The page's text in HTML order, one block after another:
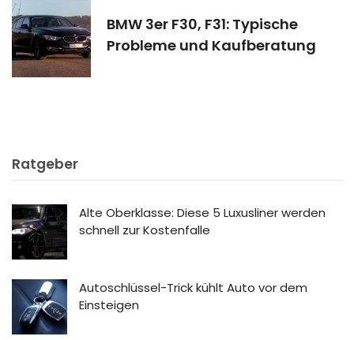
BMW 3er F30, F31: Typische
Probleme und Kaufberatung
Ratgeber
Alte Oberklasse: Diese 5 Luxusliner werden
schnell zur Kostenfalle
Autoschlüssel-Trick kühlt Auto vor dem
Einsteigen